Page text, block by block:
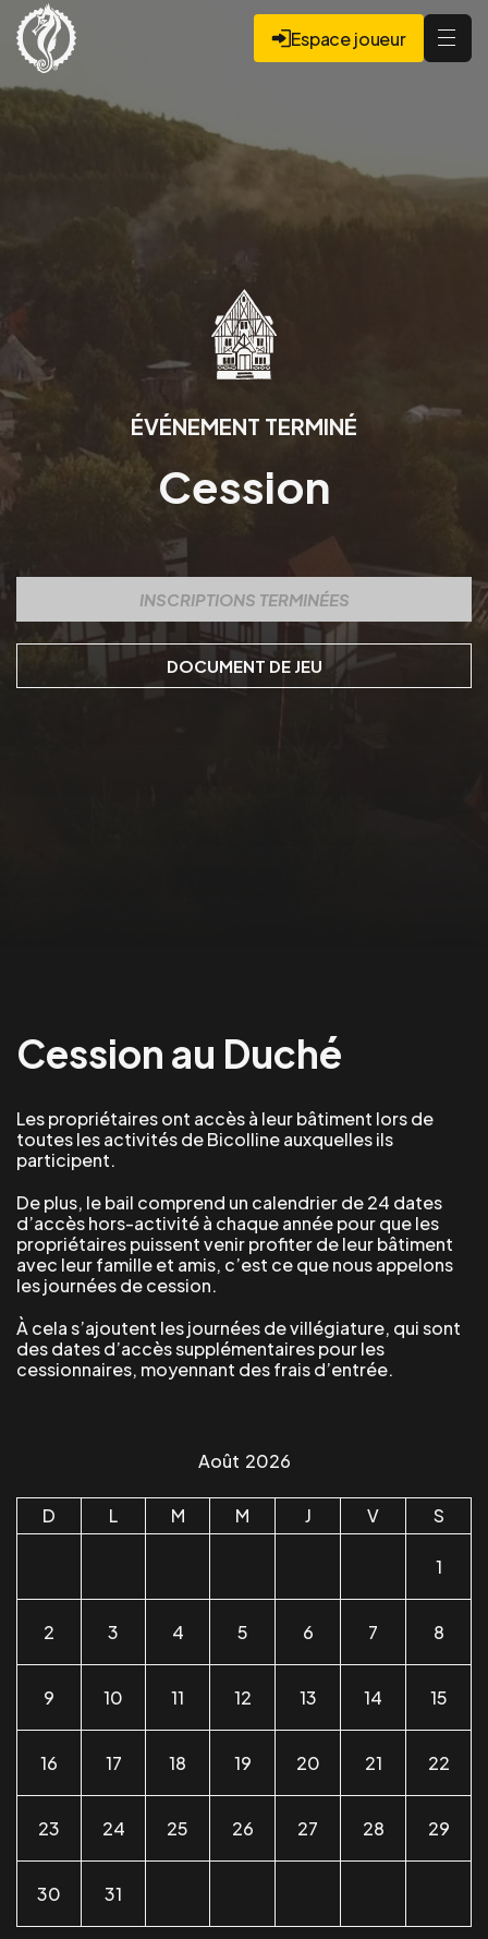
Espace joueur
ÉVÉNEMENT TERMINÉ
Cession
INSCRIPTIONS TERMINÉES
DOCUMENT DE JEU
Cession au Duché
Les propriétaires ont accès à leur bâtiment lors de
toutes les activités de Bicolline auxquelles ils
participent.
De plus, le bail comprend un calendrier de 24 dates
d’accès hors-activité à chaque année pour que les
propriétaires puissent venir profiter de leur bâtiment
avec leur famille et amis, c’est ce que nous appelons
les journées de cession.
À cela s’ajoutent les journées de villégiature, qui sont
des dates d’accès supplémentaires pour les
cessionnaires, moyennant des frais d’entrée.
Août 2026
D L M M J V S
1
2 3 4 5 6 7 8
9 10 11 12 13 14 15
16 17 18 19 20 21 22
23 24 25 26 27 28 29
30 31